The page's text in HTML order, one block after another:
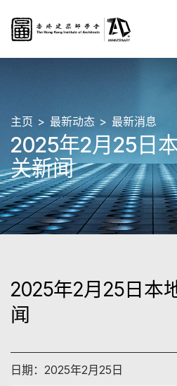
主页 最新动态 最新消息
2025年2月25日
关新闻
2025年2月25日本
闻
日期：2025年2月25日